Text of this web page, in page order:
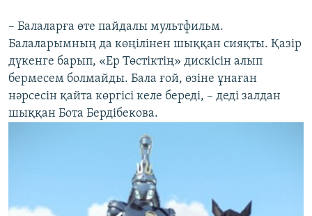
– Балаларға өте пайдалы мультфильм.
Балаларымның да көңілінен шыққан сияқты. Қазір
дүкенге барып, «Ер Төстіктің» дискісін алып
бермесем болмайды. Бала ғой, өзіне ұнаған
нәрсесін қайта көргісі келе береді, – деді залдан
шыққан Бота Бердібекова.